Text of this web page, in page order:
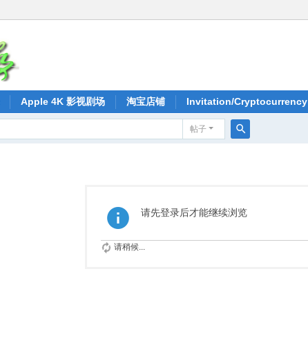
Apple 4K 影视剧场 淘宝店铺 Invitation/Cryptocurrency
帖子
请先登录后才能继续浏览
请稍候...